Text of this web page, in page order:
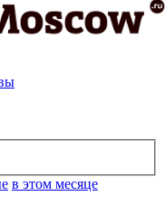
в этом месяце